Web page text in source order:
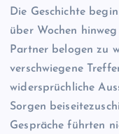
Die Geschichte
über Wochen
Partner belogen zu
verschwiegene
widersprüchliche
Sorgen
Gespräche führten